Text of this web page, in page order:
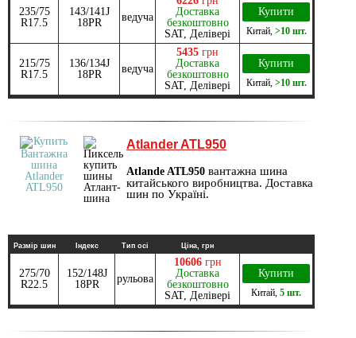
235/75
R17.5
143/141J
18PR
ведуча
Доставка
безкоштовно
SAT, Делівері
Купити
Китай, >10 шт.
215/75
R17.5
136/134J
18PR
ведуча
5435 грн
Доставка
безкоштовно
SAT, Делівері
Купити
Китай, >10 шт.
Atlander ATL950
Atlande ATL950 вантажна шина
китайського виробництва. Доставка
шин по Україні.
Размір шин Індекс Тип осі Ціна, грн
275/70
R22.5
152/148J
18PR
рульова
10606 грн
Доставка
безкоштовно
SAT, Делівері
Купити
Китай 5 шт.